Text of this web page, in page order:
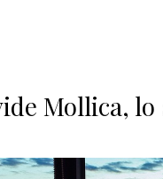
Mollica,